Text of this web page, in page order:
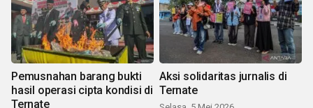
Pemusnahan barang bukti
hasil operasi cipta kondisi di
Ternate
Aksi solidaritas jurnalis di
Ternate